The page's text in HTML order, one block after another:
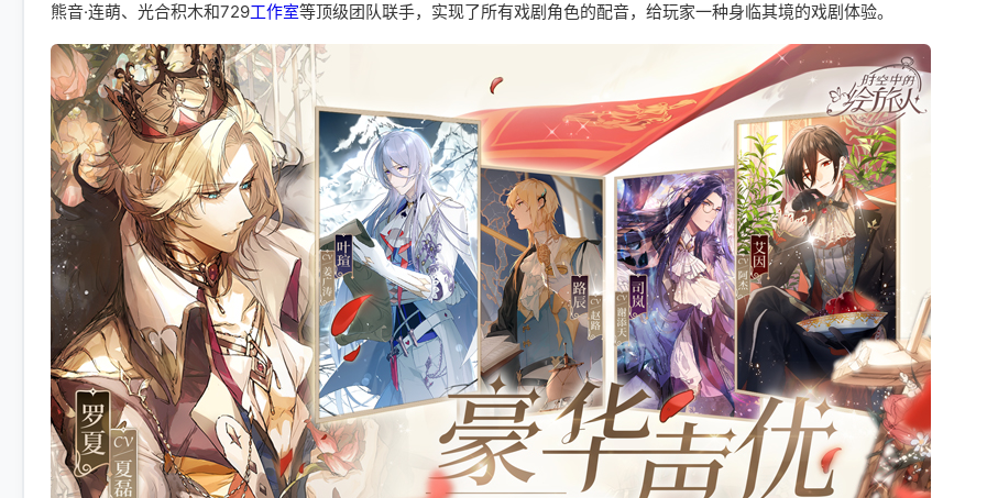
熊音·连萌、光合积木和729工作室等顶级团队联手，实现了所有戏剧角色的配音，给玩家一种身临其境的戏剧体验。